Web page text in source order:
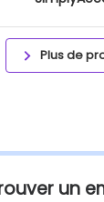
Plus de
un